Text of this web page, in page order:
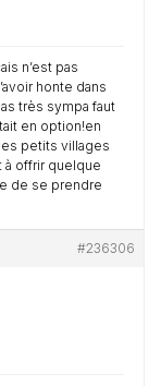
n’est pas
honte dans
très sympa faut
en option!en
les petits villages
à offrir quelque
de se prendre
#236306